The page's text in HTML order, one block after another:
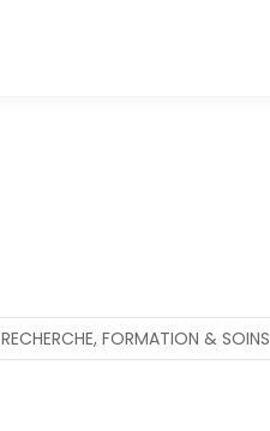
RECHERCHE, FORMATION & SOINS